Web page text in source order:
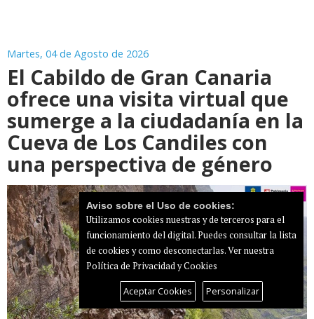
Martes, 04 de Agosto de 2026
El Cabildo de Gran Canaria
ofrece una visita virtual que
sumerge a la ciudadanía en la
Cueva de Los Candiles con
una perspectiva de género
Aviso sobre el Uso de cookies:
Utilizamos cookies nuestras y de terceros para el
funcionamiento del digital. Puedes consultar la lista
de cookies y como desconectarlas.Ver nuestra
Política de Privacidad y Cookies
Aceptar Cookies Personalizar